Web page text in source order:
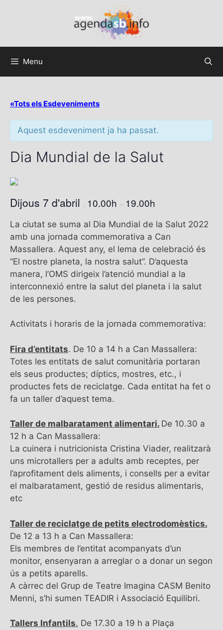
Menu
«Tots els Esdeveniments
Aquest esdeveniment ja ha passat.
Dia Mundial de la Salut
Dijous 7 d'abril 10.00h – 19.00h
La ciutat se suma al Dia Mundial de la Salut 2022
amb una jornada commemorativa a Can
Massallera. Aquest any, el lema de celebració és
“El nostre planeta, la nostra salut”. D’aquesta
manera, l’OMS dirigeix l’atenció mundial a la
interconnexió entre la salut del planeta i la salut
de les persones.
Activitats i horaris de la jornada commemorativa:
Fira d’entitats. De 10 a 14 h a Can Massallera:
Totes les entitats de salut comunitària portaran
els seus productes; díptics, mostres, etc., i
productes fets de reciclatge. Cada entitat ha fet o
fa un taller d’aquest tema.
Taller de malbaratament alimentari. De 10.30 a
12 h a Can Massallera:
La cuinera i nutricionista Cristina Viader, realitzarà
uns microtallers per a adults amb receptes, per
l’aprofitament dels aliments, i consells per a evitar
el malbaratament, gestió de residus alimentaris,
etc
Taller de reciclatge de petits electrodomèstics.
De 12 a 13 h a Can Massallera:
Els membres de l’entitat acompanyats d’un
monitor, ensenyaran a arreglar o a donar un segon
ús a petits aparells.
A càrrec del Grup de Teatre Imagina CASM Benito
Menni, s’hi sumen TEADIR i Associació Equilibri.
Tallers Infantils. De 17.30 a 19 h a Plaça